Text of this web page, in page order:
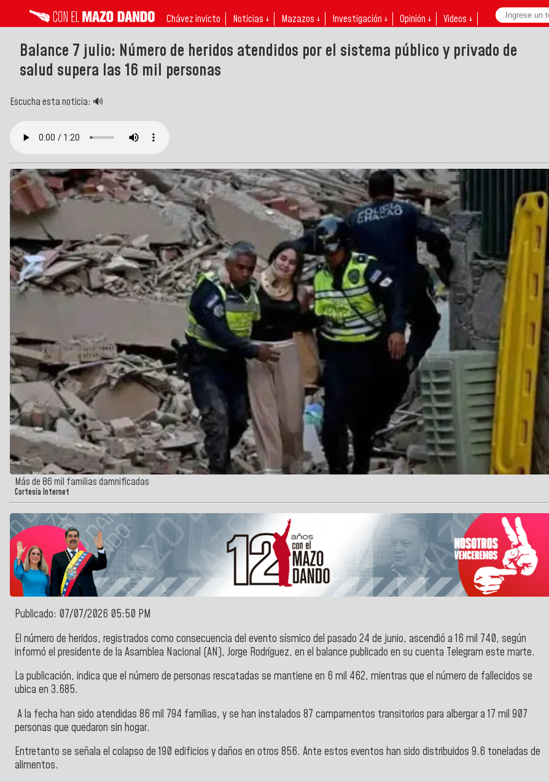
Chávez invicto Noticias ↓ Mazazos ↓ Investigación ↓ Opinión ↓ Videos ↓
Balance 7 julio: Número de heridos atendidos por el sistema público y privado de
salud supera las 16 mil personas
Escucha esta noticia: 🔊
Más de 86 mil familias damnificadas
Cortesía Internet
Publicado: 07/07/2026 05:50 PM
El número de heridos, registrados como consecuencia del evento sísmico del pasado 24 de junio, ascendió a 16 mil 740, según
informó el presidente de la Asamblea Nacional (AN), Jorge Rodríguez, en el balance publicado en su cuenta Telegram este marte.
La publicación, indica que el número de personas rescatadas se mantiene en 6 mil 462, mientras que el número de fallecidos se
ubica en 3.685.
A la fecha han sido atendidas 86 mil 794 familias, y se han instalados 87 campamentos transitorios para albergar a 17 mil 907
personas que quedaron sin hogar.
Entretanto se señala el colapso de 190 edificios y daños en otros 856. Ante estos eventos han sido distribuidos 9.6 toneladas de
alimentos.